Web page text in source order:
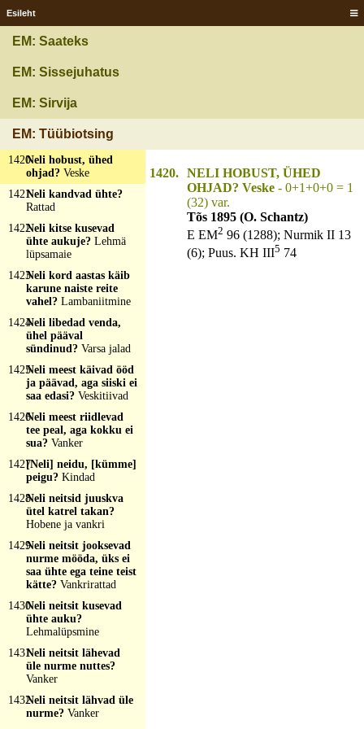
Esileht
EM: Saateks
EM: Sissejuhatus
EM: Sirvija
EM: Tüübiotsing
koeratõrjujat, üks
parmupiits?Lehm
1417Neli auku niidikeras?
1418Neli hiirt jooksevad
Neli hobust tallis, viies
jookseb ümber talli?
Sukakudumine
1420Neli hobust, ühed
ohjad? Veske
1421Neli kandvad ühte?
Rattad
1422Neli kitse kusevad
ühte aukuje? Lehmä
lüpsamaie
1423Neli kord aastas käib
karune naiste reite
vahel? Lambaniitmine
1424Neli libedad venda,
ühel pääval
sündinud? Varsa jalad
1425Neli meest käivad ööd
ja päävad, aga siiski ei
saa edasi? Veskitiivad
1426Neli meest riidlevad
tee peal, aga kokku ei
sua? Vanker
1427[Neli] neidu, [kümme]
peigu? Kindad
1428Neli neitsid juuskva
ütel katrel takan?
Hobene ja vankri
1429Neli neitsit jooksevad
nurme mööda, üks ei
saa ühte ega teine teist
kätte? Vankrirattad
1430Neli neitsit kusevad
ühte auku?
Lehmalüpsmine
1431Neli neitsit lähevad
üle nurme nuttes?
Vanker
1432Neli neitsit lähvad üle
nurme? Vanker
1420. NELI HOBUST, ÜHED
OHJAD? Veske - 0+1+0+0 = 1
(32) var.
Tõs 1895 (O. Schantz)
E EM2 96 (1288); Nurmik II 13
(6); Puus. KH III5 74